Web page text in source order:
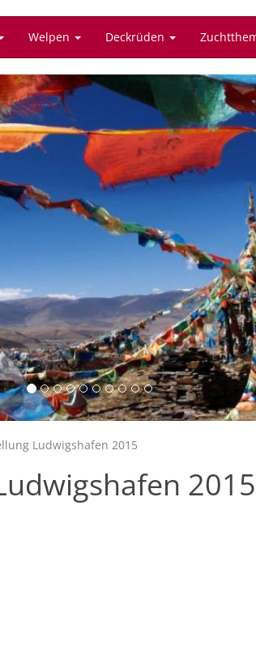
Welpen Deckrüden
Ludwigshafen 2015
2015